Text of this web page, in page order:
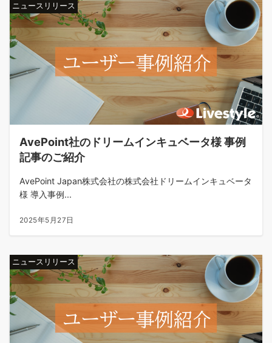
ニュースリリース
AvePoint社のドリームインキュベータ様 事例
記事のご紹介
AvePoint Japan株式会社の株式会社ドリームインキュベータ
様 導入事例...
2025年5月27日
ニュースリリース